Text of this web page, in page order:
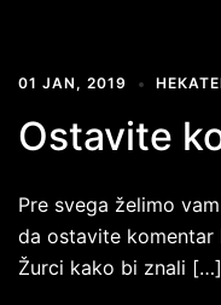
01 JAN, 2019
Ostavite
Pre svega želimo
da ostavite komentar
Žurci kako bi znali […]